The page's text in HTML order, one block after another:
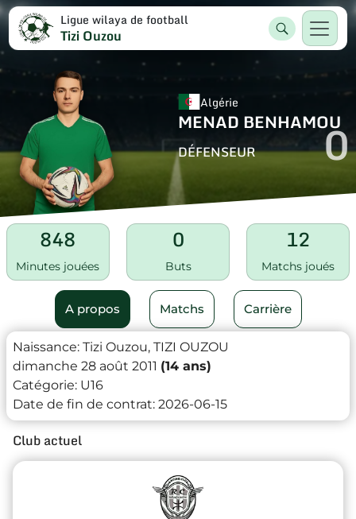
Ligue wilaya de football
Tizi Ouzou
Algérie
MENAD BENHAMOU
DÉFENSEUR 0
848
Minutes jouées
0
Buts
12
Matchs joués
A propos Matchs Carrière
Naissance: Tizi Ouzou, TIZI OUZOU
dimanche 28 août 2011 (14 ans)
Catégorie: U16
Date de fin de contrat: 2026-06-15
Club actuel